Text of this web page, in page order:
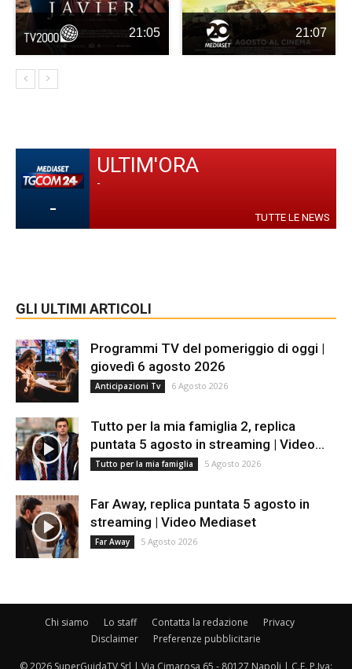
21:05 21:07
-
ULTIM'ORA
-
TUTTE LE NEWS
GLI ULTIMI ARTICOLI
Programmi TV del pomeriggio di oggi |
giovedì 6 agosto 2026
Anticipazioni Tv 6 Agosto 2026
Tutto per la mia famiglia 2, replica
puntata 5 agosto in streaming | Video...
Tutto per la mia famiglia 5 Agosto 2026
Far Away, replica puntata 5 agosto in
streaming | Video Mediaset
Far Away 5 Agosto 2026
Chi siamo Lo staff Contatta la redazione
Privacy
Disclaimer
Preferenze pubblicitarie
© 2026 SuperGuidaTV Srl | Via Cimarosa 65 - 80127 Napoli | C.F. P.Iva: